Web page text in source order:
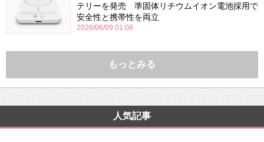
テリーを発売 準固体リチウムイオン電池採用で
安全性と携帯性を両立
2026/06/09 01:08
もっとみる
人気記事